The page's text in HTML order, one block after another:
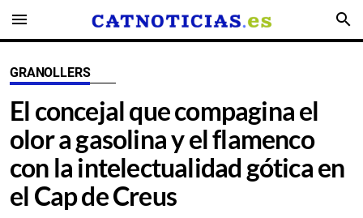
menu search
GRANOLLERS
El concejal que compagina el
olor a gasolina y el flamenco
con la intelectualidad gótica en
el Cap de Creus